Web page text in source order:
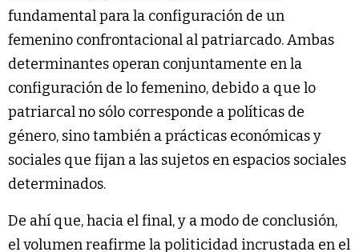
fundamental para la configuración de un
femenino confrontacional al patriarcado. Ambas
determinantes operan conjuntamente en la
configuración de lo femenino, debido a que lo
patriarcal no sólo corresponde a políticas de
género, sino también a prácticas económicas y
sociales que fijan a las sujetos en espacios sociales
determinados.
De ahí que, hacia el final, y a modo de conclusión,
el volumen reafirme la politicidad incrustada en el